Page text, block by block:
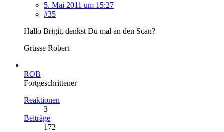
5. Mai 2011 um 15:27
#35
Hallo Brigit, denkst Du mal an den Scan?
Grüsse Robert
ROB
Fortgeschrittener
Reaktionen
3
Beiträge
172